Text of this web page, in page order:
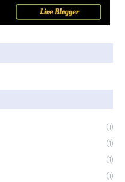
(1)
(1)
(1)
(1)